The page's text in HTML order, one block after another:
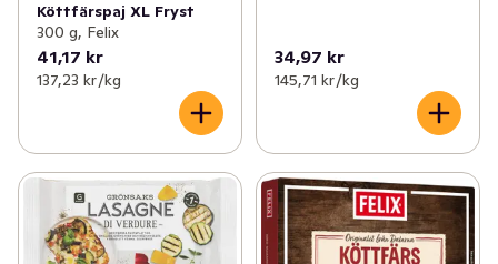
Köttfärspaj XL Fryst
300 g, Felix
41,17 kr
137,23 kr /kg
34,97 kr
145,71 kr /kg